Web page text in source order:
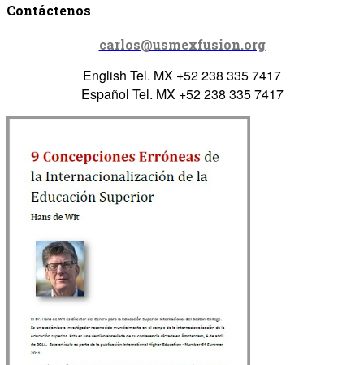
Contáctenos
carlos@usmexfusion.org
English Tel. MX +52 238 335 7417
Español Tel. MX +52 238 335 7417